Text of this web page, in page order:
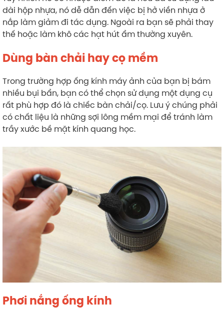
dài hộp nhựa, nó dễ dẫn đến việc bị hở viền nhựa ở
nắp làm giảm đi tác dụng. Ngoài ra bạn sẽ phải thay
thế hoặc làm khô các hạt hút ẩm thường xuyên.
Dùng bàn chải hay cọ mềm
Trong trường hợp ống kính máy ảnh của bạn bị bám
nhiều bụi bẩn, bạn có thể chọn sử dụng một dụng cụ
rất phù hợp đó là chiếc bàn chải/cọ. Lưu ý chúng phải
có chất liệu là những sợi lông mềm mại để tránh làm
trầy xước bề mặt kính quang học.
Phơi nắng ống kính